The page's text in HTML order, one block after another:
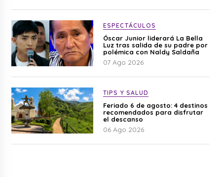
ESPECTÁCULOS
Óscar Junior liderará La Bella
Luz tras salida de su padre por
polémica con Naldy Saldaña
07 Ago 2026
TIPS Y SALUD
Feriado 6 de agosto: 4 destinos
recomendados para disfrutar
el descanso
06 Ago 2026